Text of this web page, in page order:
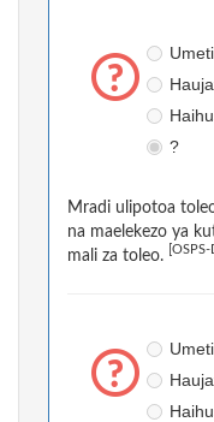
?
Mradi ulipotoa
na maelekezo ya
mali za toleo.